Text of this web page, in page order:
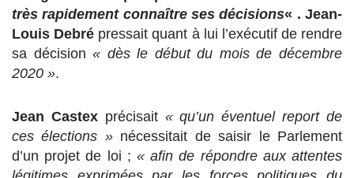
très rapidement connaître ses décisions« . Jean-
Louis Debré pressait quant à lui l’exécutif de rendre
sa décision « dès le début du mois de décembre
2020 ».
Jean Castexprécisait « qu’un éventuel report de
ces élections »nécessitait de saisir le Parlement
d’un projet de loi ; « afin de répondre aux attentes